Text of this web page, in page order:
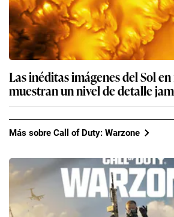
Las inéditas imágenes del Sol
muestran un nivel de detalle
Más sobre Call of Duty: Warzone